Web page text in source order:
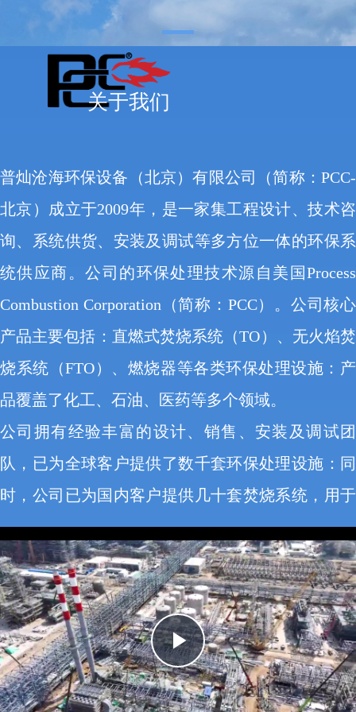
关于我们
普灿沧海环保设备（北京）有限公司（简称：PCC-
北京）成立于2009年，是一家集工程设计、技术咨
询、系统供货、安装及调试等多方位一体的环保系
统供应商。公司的环保处理技术源自美国Process
Combustion Corporation（简称：PCC）。公司核心
产品主要包括：直燃式焚烧系统（TO）、无火焰焚
烧系统（FTO）、燃烧器等各类环保处理设施：产
品覆盖了化工、石油、医药等多个领域。
公司拥有经验丰富的设计、销售、安装及调试团
队，已为全球客户提供了数千套环保处理设施：同
时，公司已为国内客户提供几十套焚烧系统，用于
处理工厂产生的各类危险、有毒、有害的工业废
水、废气和废液。公司在含盐（高盐/低盐）废水焚
烧、含氮废气/废水焚烧、含卤素（F、Cl、Br、l
等）废气/废液焚烧、含磷废气/废液焚烧、及硫回
收等各个领域拥有大量的工程经验和成功案例。
Play
Video